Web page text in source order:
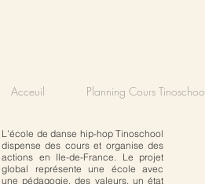
Acceuil Planning Cours Tinoschool
L'école de danse hip-hop Tinoschool
dispense des cours et organise des
actions en Ile-de-France. Le projet
global représente une école avec
une pédagogie, des valeurs, un état